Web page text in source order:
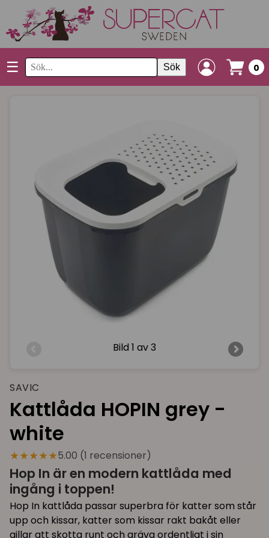
☰ Sök 0
Bild 1 av 3
SAVIC
Kattlåda HOPIN grey -
white
★★★★★5.00 (1 recensioner)
Hop In är en modern kattlåda med
ingång i toppen!
Hop In kattlåda passar superbra för katter som står
upp och kissar, katter som kissar rakt bakåt eller
gillar att skotta runt och gräva ordentligt i sin